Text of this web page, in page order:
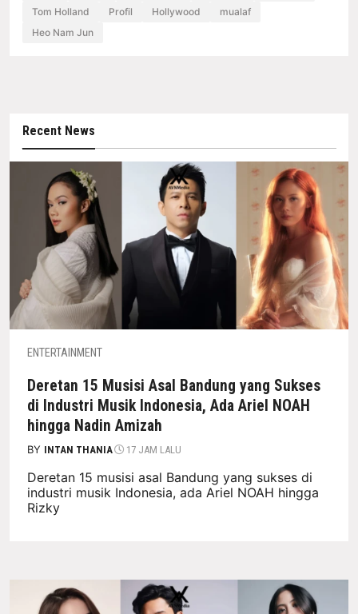
Tom Holland
Profil Hollywood
mualaf
Heo Nam Jun
Recent News
ENTERTAINMENT
Deretan 15 Musisi Asal Bandung yang Sukses
di Industri Musik Indonesia, Ada Ariel NOAH
hingga Nadin Amizah
BY INTAN THANIA 17 JAM LALU
Deretan 15 musisi asal Bandung yang sukses di
industri musik Indonesia, ada Ariel NOAH hingga
Rizky